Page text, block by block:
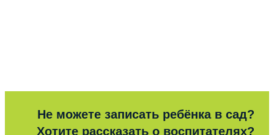
Не можете записать ребёнка в сад?
Хотите рассказать о воспитателях?